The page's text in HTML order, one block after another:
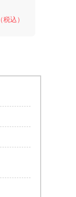
（税込）